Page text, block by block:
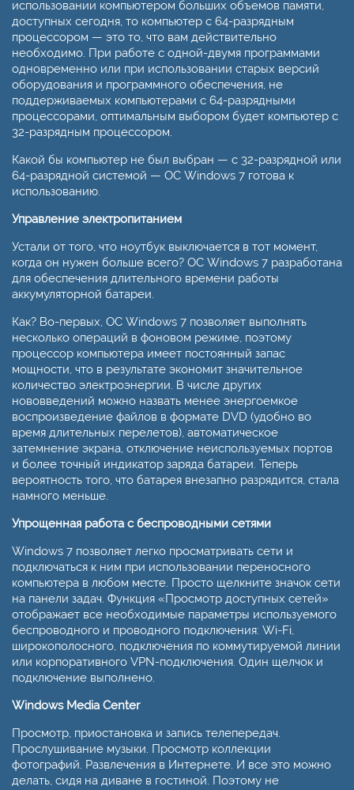
использовании компьютером больших объемов памяти,
доступных сегодня, то компьютер с 64-разрядным
процессором — это то, что вам действительно
необходимо. При работе с одной-двумя программами
одновременно или при использовании старых версий
оборудования и программного обеспечения, не
поддерживаемых компьютерами с 64-разрядными
процессорами, оптимальным выбором будет компьютер с
32-разрядным процессором.
Какой бы компьютер не был выбран — с 32-разрядной или
64-разрядной системой — ОС Windows 7 готова к
использованию.
Управление электропитанием
Устали от того, что ноутбук выключается в тот момент,
когда он нужен больше всего? ОС Windows 7 разработана
для обеспечения длительного времени работы
аккумуляторной батареи.
Как? Во-первых, ОС Windows 7 позволяет выполнять
несколько операций в фоновом режиме, поэтому
процессор компьютера имеет постоянный запас
мощности, что в результате экономит значительное
количество электроэнергии. В числе других
нововведений можно назвать менее энергоемкое
воспроизведение файлов в формате DVD (удобно во
время длительных перелетов), автоматическое
затемнение экрана, отключение неиспользуемых портов
и более точный индикатор заряда батареи. Теперь
вероятность того, что батарея внезапно разрядится, стала
намного меньше.
Упрощенная работа с беспроводными сетями
Windows 7 позволяет легко просматривать сети и
подключаться к ним при использовании переносного
компьютера в любом месте. Просто щелкните значок сети
на панели задач. Функция «Просмотр доступных сетей»
отображает все необходимые параметры используемого
беспроводного и проводного подключения: Wi-Fi,
широкополосного, подключения по коммутируемой линии
или корпоративного VPN-подключения. Один щелчок и
подключение выполнено.
Windows Media Center
Просмотр, приостановка и запись телепередач.
Прослушивание музыки. Просмотр коллекции
фотографий. Развлечения в Интернете. И все это можно
делать, сидя на диване в гостиной. Поэтому не